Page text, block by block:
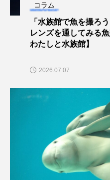
海獣 海綿動物
海鳥 液浸標本
漫画
熱帯魚
琵琶湖博物館 環境
コラム
「水族館で魚を撮ろ
レンズを通してみる
わたしと水族館】
2026.07.07